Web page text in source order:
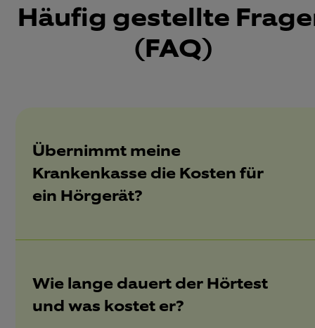
Häufig gestellte
(FAQ)
Übernimmt meine
Krankenkasse die Kosten für
ein Hörgerät?
Wie lange dauert der Hörtest
und was kostet er?